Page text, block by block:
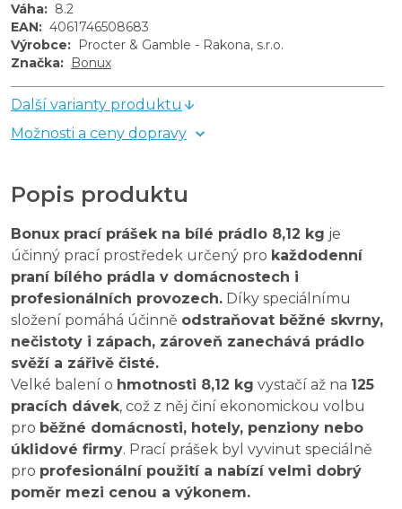
Váha: 8.2
EAN: 4061746508683
Výrobce: Procter & Gamble - Rakona, s.r.o.
Značka: Bonux
Další varianty produktu
Možnosti a ceny dopravy
Popis produktu
Bonux prací prášek na bílé prádlo 8,12 kg je
účinný prací prostředek určený pro každodenní
praní bílého prádla v domácnostech i
profesionálních provozech. Díky speciálnímu
složení pomáhá účinně odstraňovat běžné skvrny,
nečistoty i zápach, zároveň zanechává prádlo
svěží a zářivě čisté.
Velké balení o hmotnosti 8,12 kg vystačí až na 125
pracích dávek, což z něj činí ekonomickou volbu
pro běžné domácnosti, hotely, penziony nebo
úklidové firmy. Prací prášek byl vyvinut speciálně
pro profesionální použití a nabízí velmi dobrý
poměr mezi cenou a výkonem.